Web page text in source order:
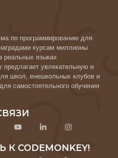
по программированию для
курсам миллионы
реальных языках
предлагает увлекательную и
школ, внешкольных клубов и
самостоятельного обучения
CODEMONKEY!